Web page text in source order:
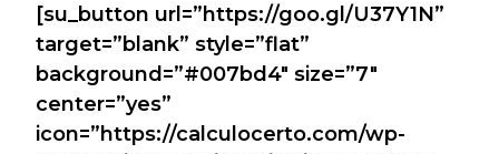
[su_button url=”https://goo.gl/U37Y1N”
target=”blank” style=”flat”
background=”#007bd4″ size=”7″
center=”yes”
icon=”https://calculocerto.com/wp-